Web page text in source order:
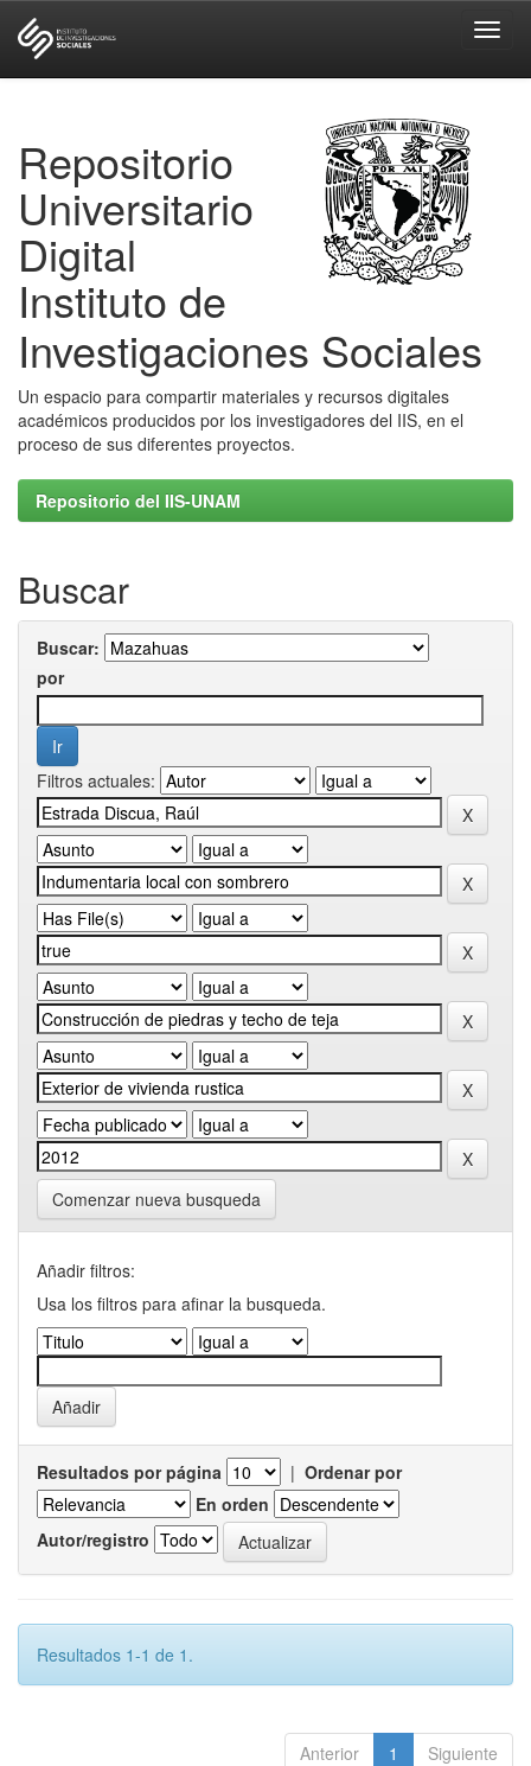
Repositorio
Universitario
Digital
Instituto de
Investigaciones Sociales
Un espacio para compartir materiales y recursos digitales
académicos producidos por los investigadores del IIS, en el
proceso de sus diferentes proyectos.
Repositorio del IIS-UNAM
Buscar
Buscar:
por
Filtros actuales:
Comenzar nueva busqueda
Añadir filtros:
Usa los filtros para afinar la busqueda.
Resultados por página | Ordenar por
En orden
Autor/registro
Resultados 1-1 de 1.
Anterior 1 Siguiente